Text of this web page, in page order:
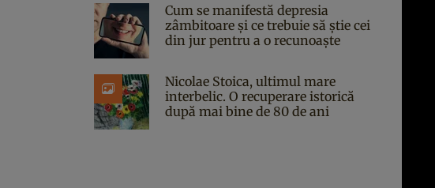
Cum se manifestă depresia
zâmbitoare și ce trebuie să știe cei
din jur pentru a o recunoaște
Nicolae Stoica, ultimul mare
interbelic. O recuperare istorică
după mai bine de 80 de ani